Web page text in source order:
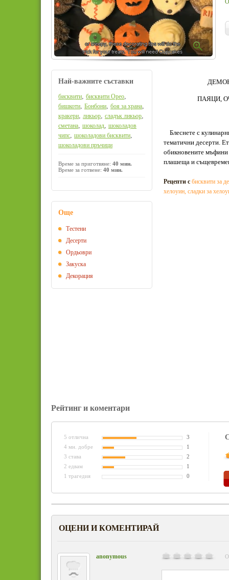
ПАЯЦИ,
Блеснете с
тематични десерти.
обикновените
плашеща и
Рецепти с бисквити за
хелоуин, сладки за
Най-важните съставки
бисквити, бисквити Орео,
бишкоти, Бонбони, боя за храна,
кракери, ликьор, сладък ликьор,
сметана, шоколад, шоколадов
чипс, шоколадови бисквити,
шоколадови пръчици
Време за приготвяне: 40 мин.
Време за готвене: 40 мин.
Още
Тестени
Десерти
Ордьоври
Закуска
Декорация
Рейтинг и коментари
5 отлична
3
4 мн. добре
1
3 става
2
2 едвам
1
1 трагедия
0
ОЦЕНИ И КОМЕНТИРАЙ
anonymous